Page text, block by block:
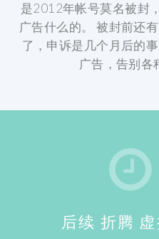
是2012年帐号莫名被封
广告什么的。被封前还
了，申诉是几个月后的
广告，告别各
后续 折腾